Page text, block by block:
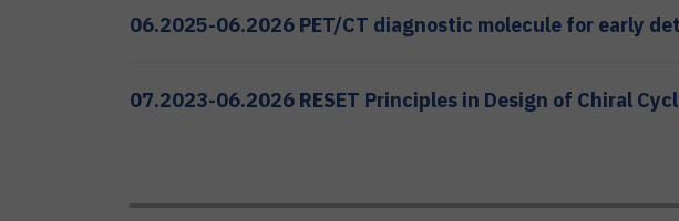
06.2025-06.2026 PET/CT diagnostic molecule for early
07.2023-06.2026 RESET Principles in Design of Chiral